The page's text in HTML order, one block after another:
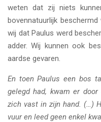
weten dat zij niets
bovennatuurlijk
wij dat Paulus werd
adder. Wij kunnen ook
aardse gevaren.
En toen Paulus een bos
gelegd had, kwam er
zich vast in zijn hand. (…)
vuur en leed geen enkel